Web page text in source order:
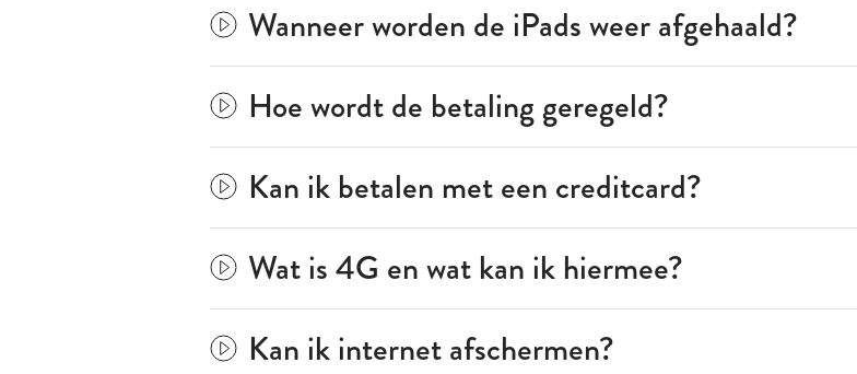
Wanneer worden de iPads weer afgehaald?
Hoe wordt de betaling geregeld?
Kan ik betalen met een creditcard?
Wat is 4G en wat kan ik hiermee?
Kan ik internet afschermen?